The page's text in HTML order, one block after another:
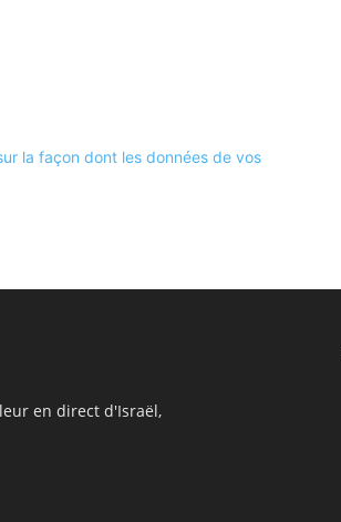
la façon dont les données de vos
en direct d'Israël,